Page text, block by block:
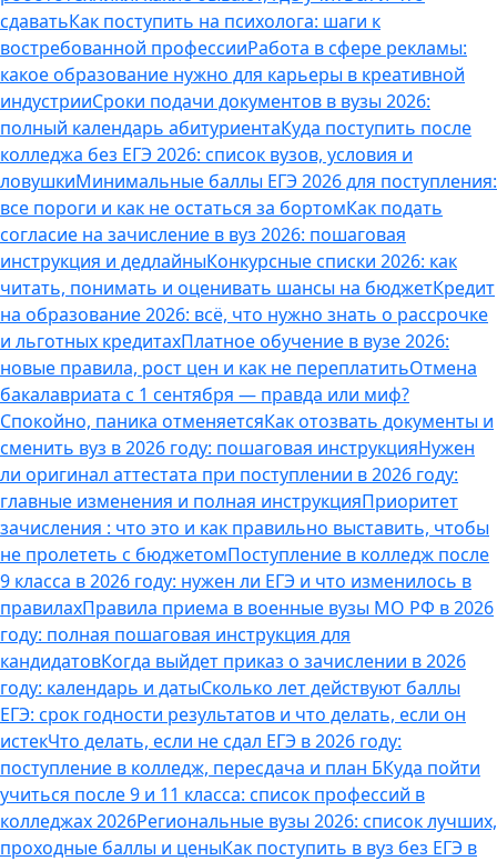
сдаватьКак поступить на психолога: шаги к
востребованной профессииРабота в сфере рекламы:
какое образование нужно для карьеры в креативной
индустрииСроки подачи документов в вузы 2026:
полный календарь абитуриентаКуда поступить после
колледжа без ЕГЭ 2026: список вузов, условия и
ловушкиМинимальные баллы ЕГЭ 2026 для поступления:
все пороги и как не остаться за бортомКак подать
согласие на зачисление в вуз 2026: пошаговая
инструкция и дедлайныКонкурсные списки 2026: как
читать, понимать и оценивать шансы на бюджетКредит
на образование 2026: всё, что нужно знать о рассрочке
и льготных кредитахПлатное обучение в вузе 2026:
новые правила, рост цен и как не переплатитьОтмена
бакалавриата с 1 сентября — правда или миф?
Спокойно, паника отменяетсяКак отозвать документы и
сменить вуз в 2026 году: пошаговая инструкцияНужен
ли оригинал аттестата при поступлении в 2026 году:
главные изменения и полная инструкцияПриоритет
зачисления : что это и как правильно выставить, чтобы
не пролететь с бюджетомПоступление в колледж после
9 класса в 2026 году: нужен ли ЕГЭ и что изменилось в
правилахПравила приема в военные вузы МО РФ в 2026
году: полная пошаговая инструкция для
кандидатовКогда выйдет приказ о зачислении в 2026
году: календарь и датыСколько лет действуют баллы
ЕГЭ: срок годности результатов и что делать, если он
истекЧто делать, если не сдал ЕГЭ в 2026 году:
поступление в колледж, пересдача и план БКуда пойти
учиться после 9 и 11 класса: список профессий в
колледжах 2026Региональные вузы 2026: список лучших,
проходные баллы и ценыКак поступить в вуз без ЕГЭ в